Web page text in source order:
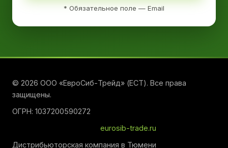
* Обязательное поле — Email
© 2026 ООО «ЕвроСиб-Трейд» (ЕСТ). Все права
защищены.
ОГРН: 1037200590272
eurosib-trade.ru
Дистрибьюторская компания в Тюмени